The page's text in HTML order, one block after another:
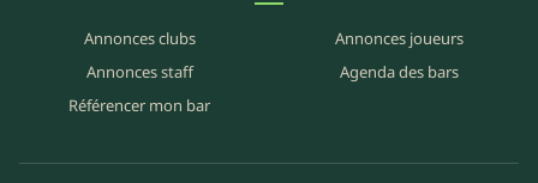
Annonces clubs
Annonces joueurs
Annonces staff
Agenda des bars
Référencer mon bar